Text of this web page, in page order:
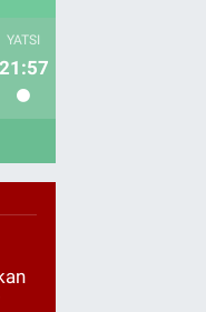
YATSI
21:57